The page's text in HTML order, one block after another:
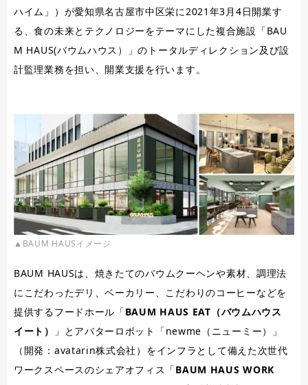
ハイム」）が愛知県名古屋市中区栄に2021年3月4日開業す
る、食の未来とテクノロジーをテーマにした複合施設「BAU
M HAUS(バウムハウス）」のトータルディレクション及び設
計監理業務を担い、開業支援を行います。
▲BAUM HAUSイメージ
BAUM HAUSは、焼きたてのバウムクーヘンや素材、調理法
にこだわったデリ、ベーカリー、こだわりのコーヒーなどを
提供するフードホール「BAUM HAUS EAT（バウムハウス
イート）
」とアバターロボット「newme（ニューミー）」
（開発：avatarin株式会社）をインフラとして備えた次世代
ワークスペースのシェアオフィス「BAUM HAUS WORK